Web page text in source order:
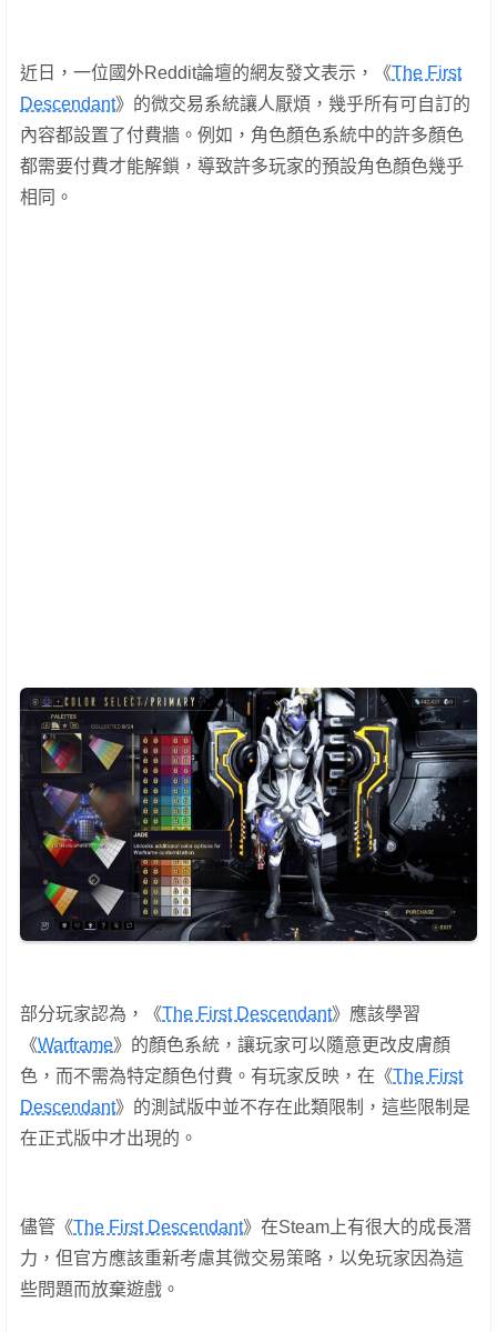
近日，一位國外Reddit論壇的網友發文表示，《The First
Descendant》的微交易系統讓人厭煩，幾乎所有可自訂的
內容都設置了付費牆。例如，角色顏色系統中的許多顏色
都需要付費才能解鎖，導致許多玩家的預設角色顏色幾乎
相同。
部分玩家認為，《The First Descendant》應該學習
《Warframe》的顏色系統，讓玩家可以隨意更改皮膚顏
色，而不需為特定顏色付費。有玩家反映，在《The First
Descendant》的測試版中並不存在此類限制，這些限制是
在正式版中才出現的。
儘管《The First Descendant》在Steam上有很大的成長潛
力，但官方應該重新考慮其微交易策略，以免玩家因為這
些問題而放棄遊戲。